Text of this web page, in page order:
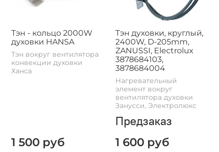
Тэн - кольцо 2000W
духовки HANSA
Тэн вокруг вентилятора
конвекции духовки
Ханса
1 500 руб
Тэн духовки, круглый,
2400W, D-205mm,
ZANUSSI, Electrolux
3878684103,
3878684004
Нагревательный
элемент вокруг
вентилятора духовки
Занусси, Электролюкс
Предзаказ
1 600 руб